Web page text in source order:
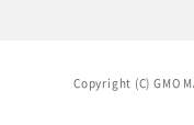
Copyright (C) GMO